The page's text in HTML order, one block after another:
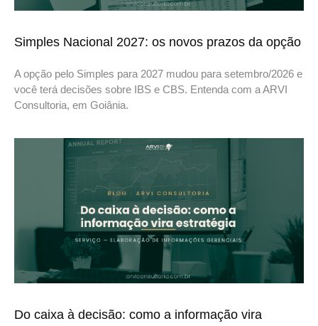
Simples Nacional 2027: os novos prazos da opção
A opção pelo Simples para 2027 mudou para setembro/2026 e
você terá decisões sobre IBS e CBS. Entenda com a ARVI
Consultoria, em Goiânia.
Do caixa à decisão: como a informação vira